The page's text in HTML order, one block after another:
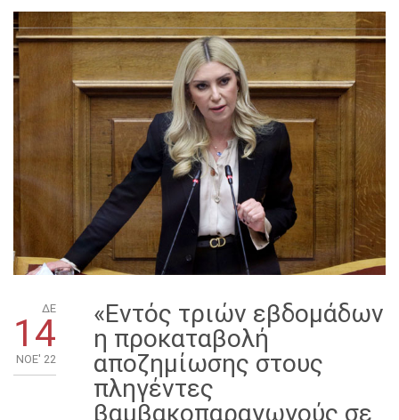
ΔΕ
14
ΝΟΈ' 22
«Εντός τριών εβδομάδων
η προκαταβολή
αποζημίωσης στους
πληγέντες
βαμβακοπαραγωγούς σε